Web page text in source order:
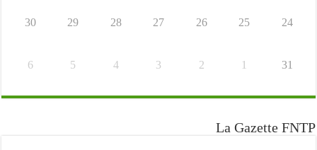
24
25
26
27
28
29
30
31
1
2
3
4
5
6
La Gazette FNTP